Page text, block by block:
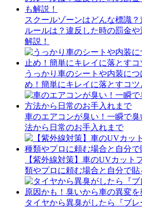
スクールゾーンはどんな標識
ルールは？違反した時の罰金
解説！
うっかり車のシートや内装に
め！簡単にキレイに落とすコツ
車のエアコンが臭い！一瞬で
法から日常のお手入れまで
【紫外線対策】車のUVカット
類やプロに頼む場合と自分で
タイヤから異臭がしたら『ブ